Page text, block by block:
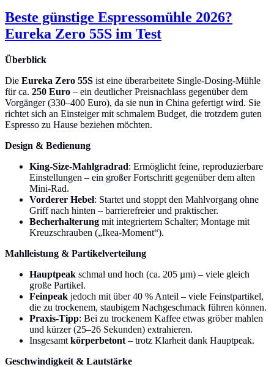
Beste günstige Espressomühle 2026?
Eureka Zero 55S im Test
Überblick
Die Eureka Zero 55S ist eine überarbeitete Single-Dosing-Mühle
für ca. 250 Euro – ein deutlicher Preisnachlass gegenüber dem
Vorgänger (330–400 Euro), da sie nun in China gefertigt wird. Sie
richtet sich an Einsteiger mit schmalem Budget, die trotzdem guten
Espresso zu Hause beziehen möchten.
Design & Bedienung
King-Size-Mahlgradrad: Ermöglicht feine, reproduzierbare
Einstellungen – ein großer Fortschritt gegenüber dem alten
Mini-Rad.
Vorderer Hebel: Startet und stoppt den Mahlvorgang ohne
Griff nach hinten – barrierefreier und praktischer.
Becherhalterung mit integriertem Schalter; Montage mit
Kreuzschrauben („Ikea-Moment“).
Mahlleistung & Partikelverteilung
Hauptpeak schmal und hoch (ca. 205 µm) – viele gleich
große Partikel.
Feinpeak jedoch mit über 40 % Anteil – viele Feinstpartikel,
die zu trockenem, staubigem Nachgeschmack führen können.
Praxis-Tipp: Bei zu trockenem Kaffee etwas gröber mahlen
und kürzer (25–26 Sekunden) extrahieren.
Insgesamt körperbetont – trotz Klarheit dank Hauptpeak.
Geschwindigkeit & Lautstärke